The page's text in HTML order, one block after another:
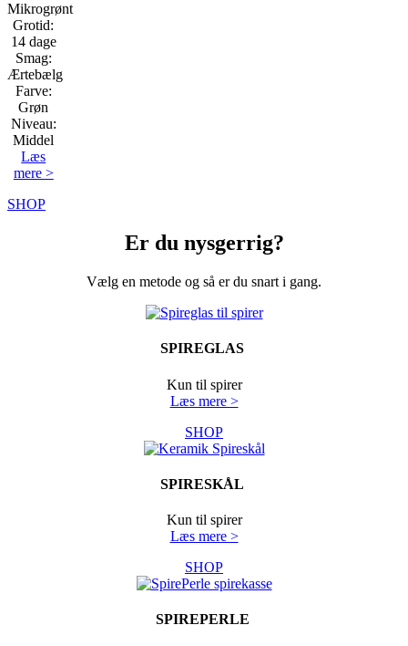
Mikrogrønt
Grotid:
14 dage
Smag:
Ærtebælg
Farve:
Grøn
Niveau:
Middel
Læs
mere >
SHOP
Er du nysgerrig?
Vælg en metode og så er du snart i gang.
SPIREGLAS
Kun til spirer
Læs mere >
SHOP
SPIRESKÅL
Kun til spirer
Læs mere >
SHOP
SPIREPERLE